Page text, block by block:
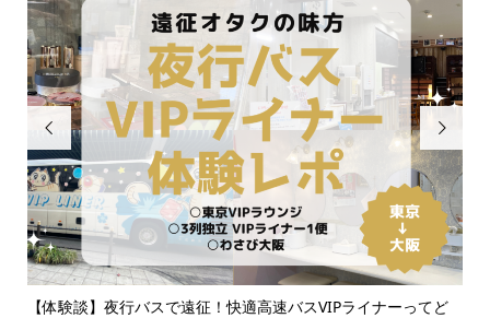

談】夜行バスで遠征！快適高速バスVIPライナーってど
推し活ネイ
